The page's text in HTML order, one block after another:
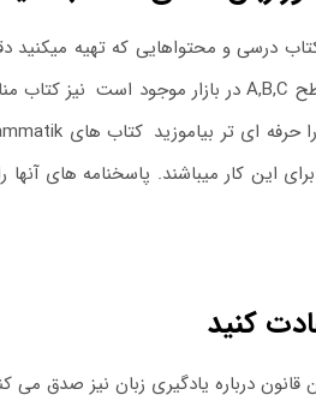
درسی و محتواهایی که تهیه میکنید
. نیز کتاب
ای تر بیاموزید
کنید
درباره یادگیری زبان نیز صدق می